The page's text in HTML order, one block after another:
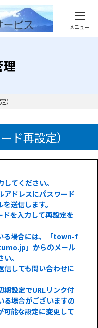
メニュー
）
ド再設定）
てください。
アドレスにパスワード
送信します。
ドを入力して再設定を
る場合には、「town-f
」からのメール
。
信しても問い合わせに
期設定でURLリンク付
る場合がございますの
可能な設定に変更して